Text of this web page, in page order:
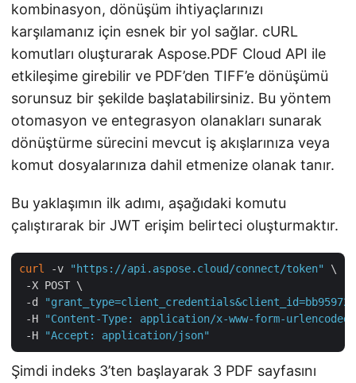
kombinasyon, dönüşüm ihtiyaçlarınızı
karşılamanız için esnek bir yol sağlar. cURL
komutları oluşturarak Aspose.PDF Cloud API ile
etkileşime girebilir ve PDF’den TIFF’e dönüşümü
sorunsuz bir şekilde başlatabilirsiniz. Bu yöntem
otomasyon ve entegrasyon olanakları sunarak
dönüştürme sürecini mevcut iş akışlarınıza veya
komut dosyalarınıza dahil etmenize olanak tanır.
Bu yaklaşımın ilk adımı, aşağıdaki komutu
çalıştırarak bir JWT erişim belirteci oluşturmaktır.
curl -v "https://api.aspose.cloud/connect/token"
\
-X POST \
-d
"grant_type=client_credentials&client_id=bb959721-
-H
"Content-Type: application/x-www-form-urlencoded"
-H
"Accept: application/json"
Şimdi indeks 3’ten başlayarak 3 PDF sayfasını